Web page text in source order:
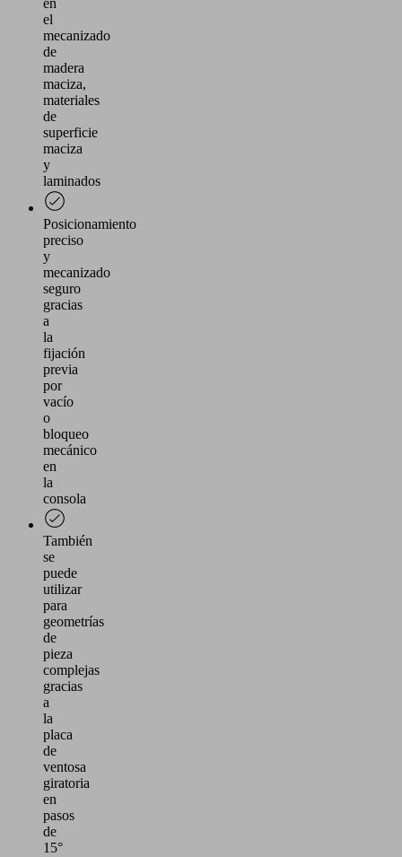
en
el
mecanizado
de
madera
maciza,
materiales
de
superficie
maciza
y
laminados
Posicionamiento
preciso
y
mecanizado
seguro
gracias
a
la
fijación
previa
por
vacío
o
bloqueo
mecánico
en
la
consola
También
se
puede
utilizar
para
geometrías
de
pieza
complejas
gracias
a
la
placa
de
ventosa
giratoria
en
pasos
de
15°